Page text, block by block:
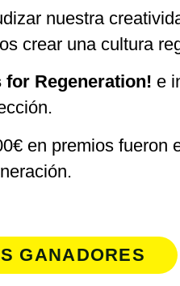
nuestra
crear una cultura
Regeneration! e
en premios
GANADORES